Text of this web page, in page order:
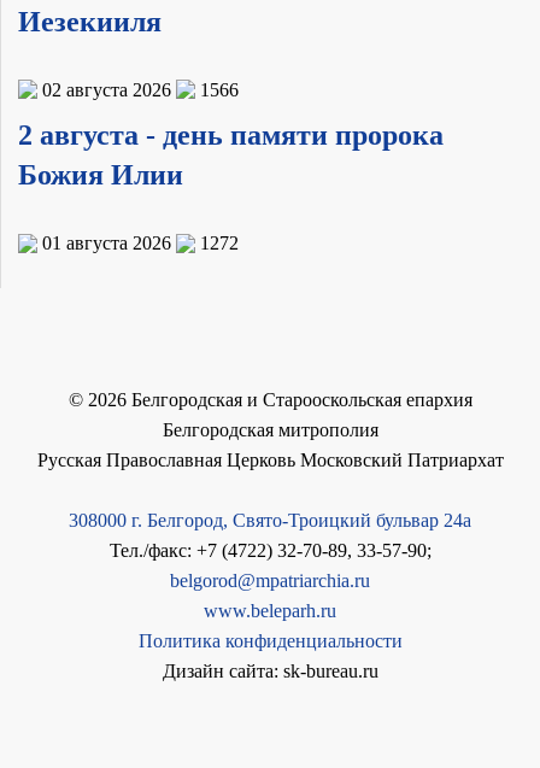
Иезекииля
02 августа 2026 1566
2 августа - день памяти пророка
Божия Илии
01 августа 2026 1272
© 2026Белгородская и Старооскольская епархия
Белгородская митрополия
Русская Православная Церковь Московский Патриархат
308000 г. Белгород, Свято-Троицкий бульвар 24а
Тел./факс: +7 (4722) 32-70-89, 33-57-90;
belgorod@mpatriarchia.ru
www.beleparh.ru
Политика конфиденциальности
Дизайн сайта: sk-bureau.ru